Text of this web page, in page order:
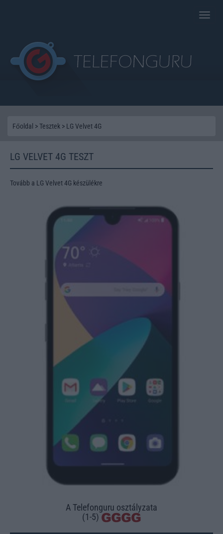
Toggle
Főoldal >Tesztek > LG Velvet 4G
LG VELVET 4G TESZT
Tovább a LG Velvet 4G készülékre
A Telefonguru osztályzata
(1-5)